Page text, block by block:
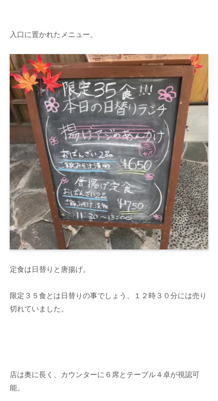
入口に置かれたメニュー。
定食は日替りと唐揚げ。
限定３５食とは日替りの事でしょう、１２時３０分には売り
切れていました。
店は奥に長く、カウンターに６席とテーブル４卓が視認可
能。